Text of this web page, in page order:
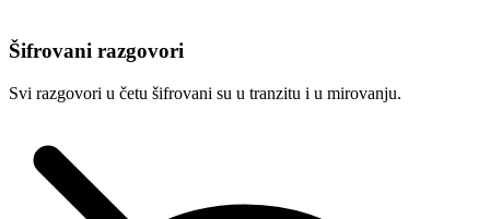
Šifrovani razgovori
Svi razgovori u četu šifrovani su u tranzitu i u mirovanju.